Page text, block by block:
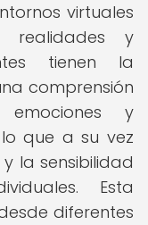
virtuales
realidades y
tienen la
comprensión
y
que a su vez
la sensibilidad
Esta
diferentes